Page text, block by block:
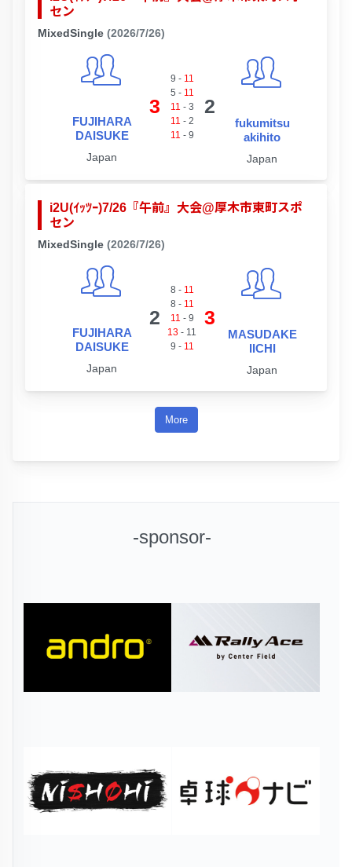
セン
MixedSingle (2026/7/26)
FUJIHARA
DAISUKE
Japan
3
9 - 11
5 - 11
11 - 3
11 - 2
11 - 9
2
fukumitsu
akihito
Japan
i2U(ｲｯﾂｰ)7/26『午前』大会@厚木市東町スポ
セン
MixedSingle (2026/7/26)
FUJIHARA
DAISUKE
Japan
2
8 - 11
8 - 11
11 - 9
13 - 11
9 - 11
3
MASUDAKE
IICHI
Japan
More
-sponsor-